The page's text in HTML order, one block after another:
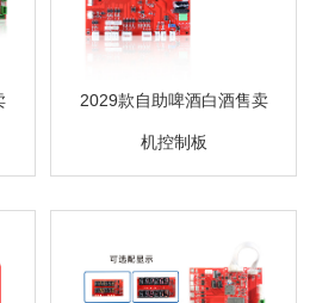
2029款自助啤酒白酒售卖
机控制板